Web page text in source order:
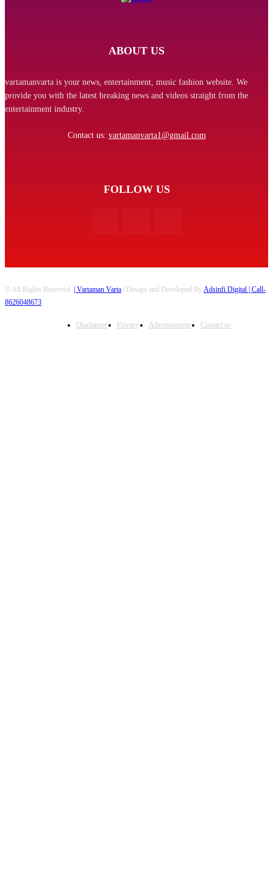
ABOUT US
vartamanvarta is your news, entertainment, music fashion website. We
provide you with the latest breaking news and videos straight from the
entertainment industry.
Contact us: vartamanvarta1@gmail.com
FOLLOW US
© All Rights Reserved. | Vartaman Varta | Design and Developed ByAdsinfi Digital | Call-
8626048673
Disclaimer Privacy Advertisement Contact us